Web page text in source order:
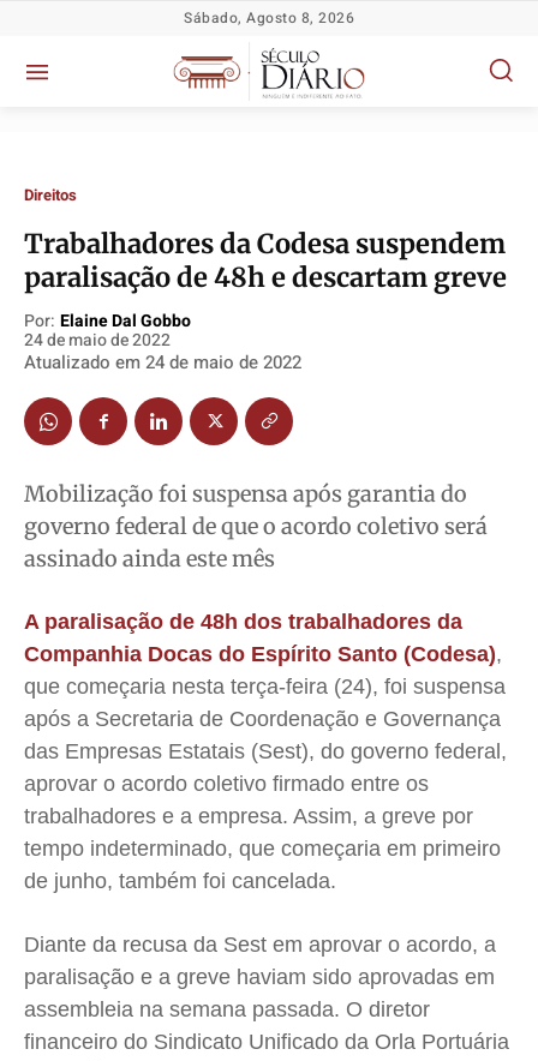
Política
Socioeconômicas
TV Século
Educação
Meio Ambiente
Saúde
Cidades
Economia
Cultura
Colunas
Caetano Roque
Gustavo Bastos
Jr Mignone (in memorian)
Wanda Sily
Publicidade Legal
Anuncie
Política
Socioeconômicas
TV Século
Educação
Meio Ambiente
Saúde
Cidades
Economia
Cultura
Colunas
Caetano Roque
Gustavo Bastos
Jr Mignone (in memorian)
Wanda Sily
Publicidade Legal
Anuncie
Política
Socioeconômicas
TV Século
Educação
Meio Ambiente
Saúde
Cidades
Economia
Cultura
Colunas
Caetano Roque
Gustavo Bastos
Jr Mignone (in memorian)
Wanda Sily
Publicidade Legal
Anuncie
Política
Socioeconômicas
TV Século
Educação
Meio Ambiente
Saúde
Cidades
Economia
Cultura
Colunas
Caetano Roque
Gustavo Bastos
Jr Mignone (in memorian)
Wanda Sily
Publicidade Legal
Anuncie
Sábado, Agosto 8, 2026
Direitos
Trabalhadores da Codesa suspendem
paralisação de 48h e descartam greve
Por: Elaine Dal Gobbo
24 de maio de 2022
Atualizado em 24 de maio de 2022
Mobilização foi suspensa após garantia do
governo federal de que o acordo coletivo será
assinado ainda este mês
A paralisação de 48h dos trabalhadores da
Companhia Docas do Espírito Santo (Codesa),
que começaria nesta terça-feira (24), foi suspensa
após a Secretaria de Coordenação e Governança
das Empresas Estatais (Sest), do governo federal,
aprovar o acordo coletivo firmado entre os
trabalhadores e a empresa. Assim, a greve por
tempo indeterminado, que começaria em primeiro
de junho, também foi cancelada.
Diante da recusa da Sest em aprovar o acordo, a
paralisação e a greve haviam sido aprovadas em
assembleia na semana passada. O diretor
financeiro do Sindicato Unificado da Orla Portuária